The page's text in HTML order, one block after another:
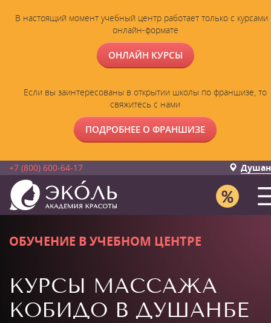
В настоящий момент учебный центр работает только с курсами
онлайн-формате
ОНЛАЙН КУРСЫ
Если вы заинтересованы в открытии школы по франшизе, то
свяжитесь с нами
ПОДРОБНЕЕ О ФРАНШИЗЕ
+7 (800) 600-64-17
ОБУЧЕНИЕ В УЧЕБНОМ ЦЕНТРЕ
КУРСЫ МАССАЖА
КОБИДО В ДУШАНБЕ